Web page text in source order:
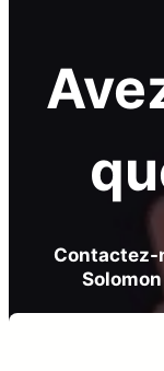
Contactez-